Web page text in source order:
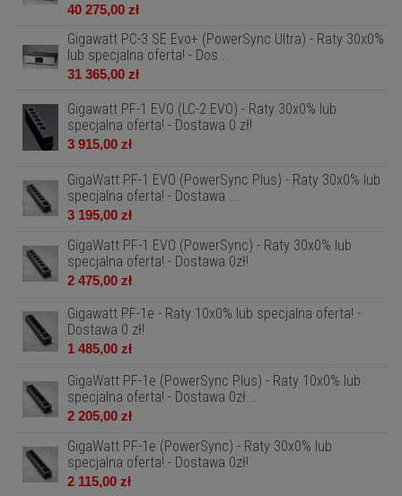
40 275,00 zł
Gigawatt PC-3 SE Evo+ (PowerSync Ultra) - Raty 30x0%
lub specjalna oferta! - Dos...
31 365,00 zł
Gigawatt PF-1 EVO (LC-2 EVO) - Raty 30x0% lub
specjalna oferta! - Dostawa 0 zł!
3 915,00 zł
GigaWatt PF-1 EVO (PowerSync Plus) - Raty 30x0% lub
specjalna oferta! - Dostawa ...
3 195,00 zł
GigaWatt PF-1 EVO (PowerSync) - Raty 30x0% lub
specjalna oferta! - Dostawa 0zł!
2 475,00 zł
Gigawatt PF-1e - Raty 10x0% lub specjalna oferta! -
Dostawa 0 zł!
1 485,00 zł
GigaWatt PF-1e (PowerSync Plus) - Raty 10x0% lub
specjalna oferta! - Dostawa 0zł...
2 205,00 zł
GigaWatt PF-1e (PowerSync) - Raty 30x0% lub
specjalna oferta! - Dostawa 0zł!
2 115,00 zł